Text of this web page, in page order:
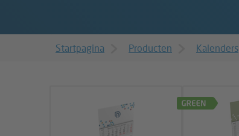
Startpagina Producten Kalenders